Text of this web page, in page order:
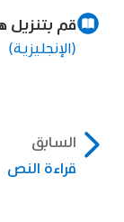
قم بتنزيل
(الإنجليزية)
السابق
قراءة النص